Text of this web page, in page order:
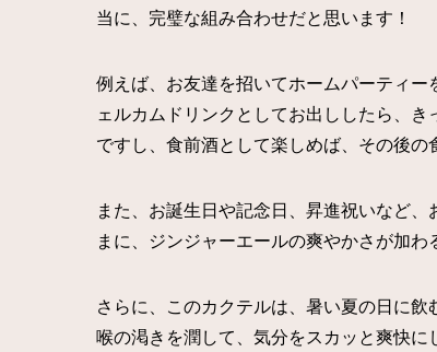
当に、完璧な組み合わせだと思います！
例えば、お友達を招いてホームパーティー
ェルカムドリンクとしてお出ししたら、
ですし、食前酒として楽しめば、その後の
また、お誕生日や記念日、昇進祝いなど
まに、ジンジャーエールの爽やかさが加わ
さらに、このカクテルは、暑い夏の日に飲
喉の渇きを潤して、気分をスカッと爽快